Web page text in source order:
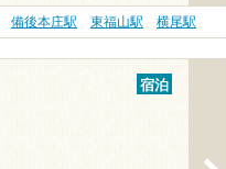
備後本庄駅 東福山駅 横尾駅
宿泊